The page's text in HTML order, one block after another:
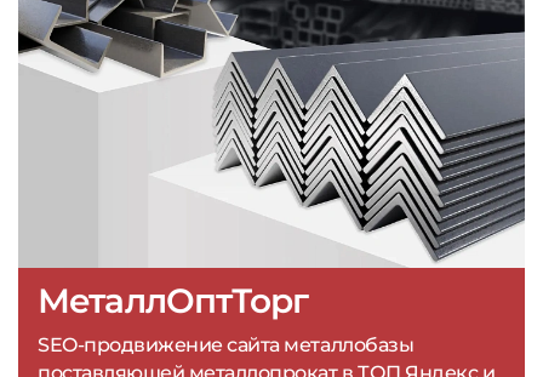
МеталлОптТорг
SEO-продвижение сайта металлобазы